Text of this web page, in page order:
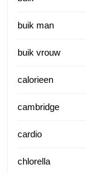
buik man
buik vrouw
calorieen
cambridge
cardio
chlorella